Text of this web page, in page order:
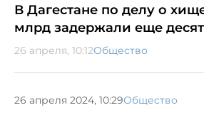
В Дагестане по делу о
млрд задержали еще
26 апреля, 10:12Общество
26 апреля 2024, 10:29Общество